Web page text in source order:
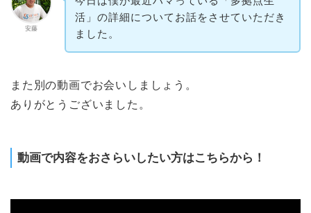
安藤
活」の詳細についてお話をさせていただき
ました。
また別の動画でお会いしましょう。
ありがとうございました。
動画で内容をおさらいしたい方はこちらから！